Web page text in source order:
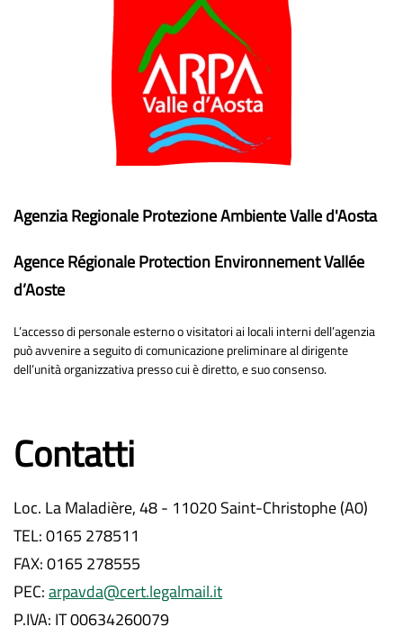
Agenzia Regionale Protezione Ambiente Valle d'Aosta
Agence Régionale Protection Environnement Vallée
d’Aoste
L’accesso di personale esterno o visitatori ai locali interni dell’agenzia
può avvenire a seguito di comunicazione preliminare al dirigente
dell’unità organizzativa presso cui è diretto, e suo consenso.
Contatti
Loc. La Maladière, 48 - 11020 Saint-Christophe (A0)
TEL: 0165 278511
FAX: 0165 278555
PEC:arpavda@cert.legalmail.it
P.IVA: IT 00634260079